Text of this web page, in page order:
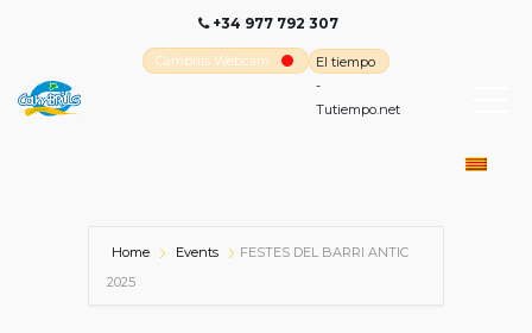
+34 977 792 307
Cambrils Webcam
El tiempo
-
Tutiempo.net
Home Events
FESTES DEL BARRI ANTIC
2025